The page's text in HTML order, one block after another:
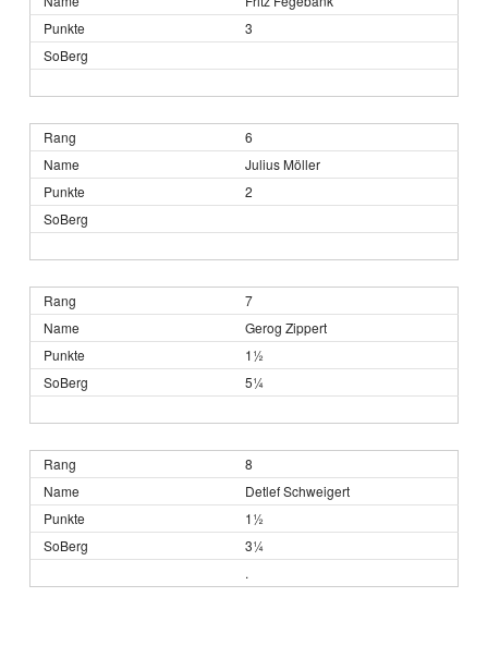
3
6
Julius Möller
2
7
Gerog Zippert
1½
5¼
8
Detlef Schweigert
1½
3¼
.